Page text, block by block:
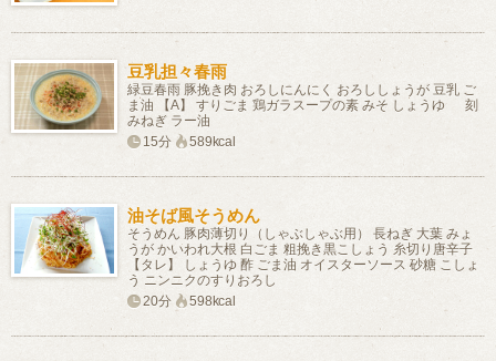
豆乳担々春雨
緑豆春雨 豚挽き肉 おろしにんにく おろししょうが 豆乳 ご
ま油 【A】 すりごま 鶏ガラスープの素 みそ しょうゆ 刻
みねぎ ラー油
15分
589kcal
油そば風そうめん
そうめん 豚肉薄切り（しゃぶしゃぶ用） 長ねぎ 大葉 みょ
うが かいわれ大根 白ごま 粗挽き黒こしょう 糸切り唐辛子
【タレ】 しょうゆ 酢 ごま油 オイスターソース 砂糖 こしょ
う ニンニクのすりおろし
20分
598kcal